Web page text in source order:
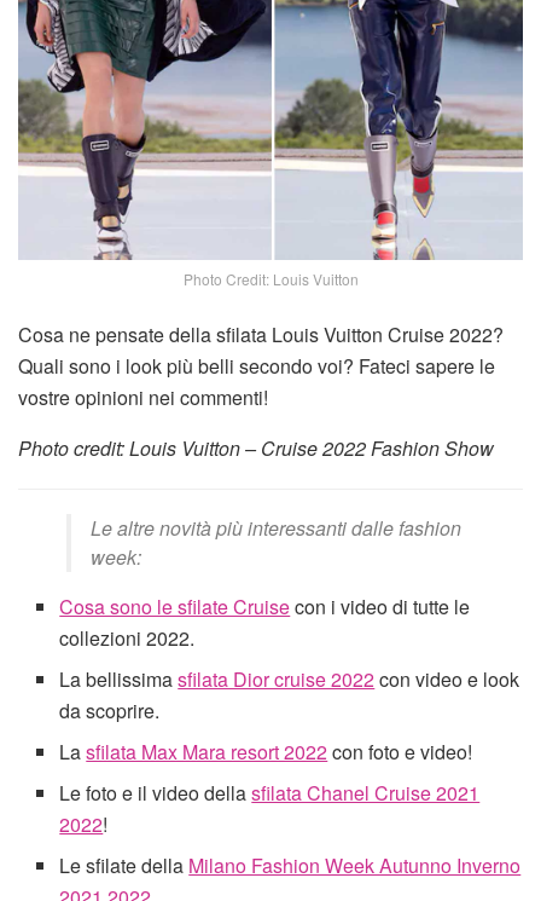
Photo Credit: Louis Vuitton
Cosa ne pensate della sfilata Louis Vuitton Cruise 2022?
Quali sono i look più belli secondo voi? Fateci sapere le
vostre opinioni nei commenti!
Photo credit: Louis Vuitton – Cruise 2022 Fashion Show
Le altre novità più interessanti dalle fashion
week:
Cosa sono le sfilate Cruisecon i video di tutte le
collezioni 2022.
La bellissimasfilata Dior cruise 2022con video e look
da scoprire.
Lasfilata Max Mara resort 2022con foto e video!
Le foto e il video dellasfilata Chanel Cruise 2021
2022!
Le sfilate della Milano Fashion Week Autunno Inverno